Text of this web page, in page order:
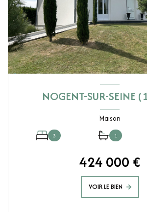
NOGENT-SUR-SEINE
Maison
3 1
424 000 €
VOIR LE BIEN